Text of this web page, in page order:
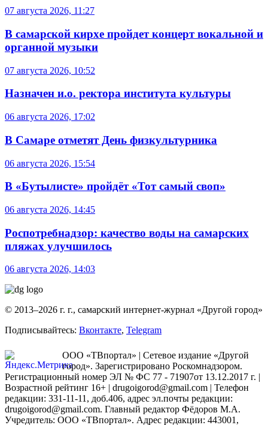
07 августа 2026, 11:27
В самарской кирхе пройдет концерт вокальной и
органной музыки
07 августа 2026, 10:52
Назначен и.о. ректора института культуры
06 августа 2026, 17:02
В Самаре отметят День физкультурника
06 августа 2026, 15:54
В «Бутылисте» пройдёт «Тот самый своп»
06 августа 2026, 14:45
Роспотребнадзор: качество воды на самарских
пляжах улучшилось
06 августа 2026, 14:03
© 2013–2026 г. г., самарский интернет-журнал «Другой город»
Подписывайтесь: Вконтакте, Telegram
ООО «ТВпортал» | Сетевое издание «Другой
город». Зарегистрировано Роскомнадзором.
Регистрационный номер ЭЛ № ФС 77 - 71907от 13.12.2017 г. |
Возрастной рейтинг 16+ | drugoigorod@gmail.com | Телефон
редакции: 331-11-11, доб.406, адрес эл.почты редакции:
drugoigorod@gmail.com. Главный редактор Фёдоров М.А.
Учредитель: ООО «ТВпортал». Адрес редакции: 443001,